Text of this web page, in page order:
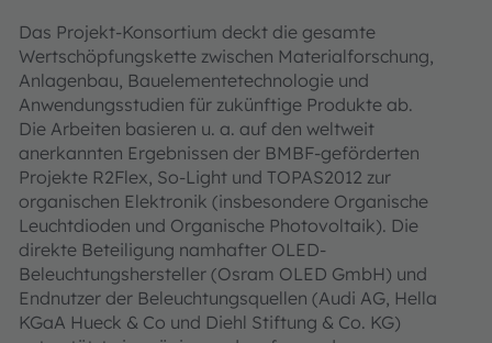
Das Projekt-Konsortium deckt die gesamte
Wertschöpfungskette zwischen Materialforschung,
Anlagenbau, Bauelementetechnologie und
Anwendungsstudien für zukünftige Produkte ab.
Die Arbeiten basieren u. a. auf den weltweit
anerkannten Ergebnis­sen der BMBF-geförderten
Projekte R2Flex, So-Light und TOPAS2012 zur
organischen Elektronik (insbesondere Organische
Leuchtdioden und Organische Photovoltaik). Die
direkte Beteiligung namhafter OLED-
Beleuchtungshersteller (Osram OLED GmbH) und
Endnut­zer der Beleuchtungsquellen (Audi AG, Hella
KGaA Hueck & Co und Diehl Stiftung & Co. KG)